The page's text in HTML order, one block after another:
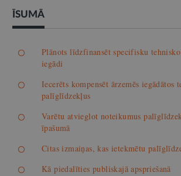
ĪSUMĀ
Plānots līdzfinansēt specifisku
iegādi
Iecerēts kompensēt ārzemēs iegādātos
palīglīdzekļus
Varētu atvieglot noteikumus
īpašumā
Citas izmaiņas, kas ietekmētu
Kā piedalīties publiskajā apspriešanā